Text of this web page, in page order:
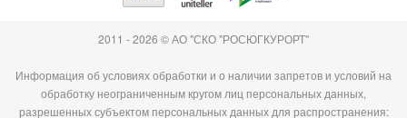
2011 - 2026 © АО "СКО "РОСЮГКУРОРТ"
Информация об условиях обработки и о наличии запретов и условий на
обработку неограниченным кругом лиц персональных данных,
разрешенных субъектом персональных данных для распространения: